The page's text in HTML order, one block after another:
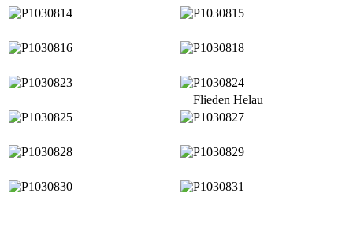
Flieden Helau